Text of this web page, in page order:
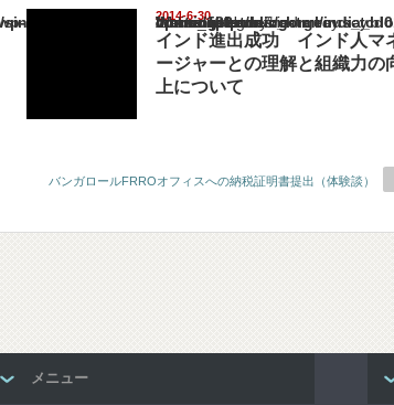
single.php 2014-6-30
Warning
: Undefined array key "show_category" in
/home/netst/kuno-cpa.co.jp/public_html/india_blog/wp-content/
on line183
インド進出成功 インド人マ
ージャーとの理解と組織力の
上について
バンガロールFRROオフィスへの納税証明書提出（体験談）
メニュー